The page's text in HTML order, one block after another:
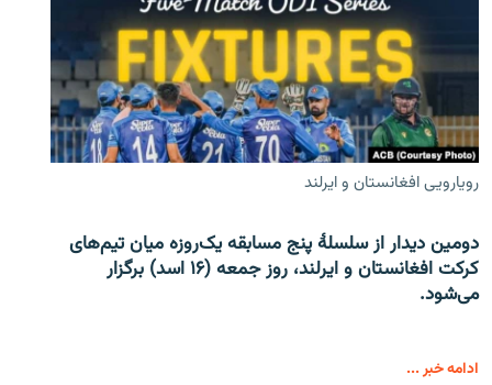
رویارویی افغانستان و ایرلند
دومین دیدار از سلسلۀ پنج مسابقه یک‌روزه میان تیم‌های
کرکت افغانستان و ایرلند، روز جمعه (۱۶ اسد) برگزار
می‌شود.
ادامه خبر ...